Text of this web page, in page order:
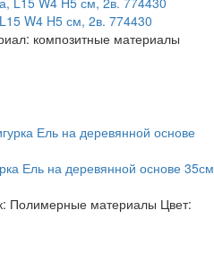
W4 H5 см, 2в. 774430
композитные материалы
Ель на деревянной основе 35см
Полимерные материалы Цвет: